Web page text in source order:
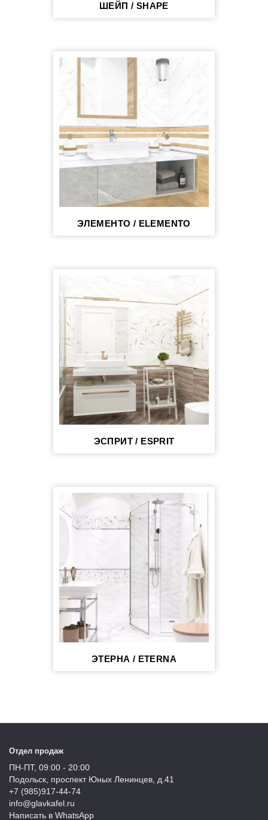
ШЕЙП / SHAPE
ЭЛЕМЕНТО / ELEMENTO
ЭСПРИТ / ESPRIT
ЭТЕРНА / ETERNA
Отдел продаж
ПН-ПТ, 09:00 - 20:00
Подольск, проспект Юных Ленинцев, д.41
+7 (985)917-44-74
info@glavkafel.ru
Написать в WhatsApp